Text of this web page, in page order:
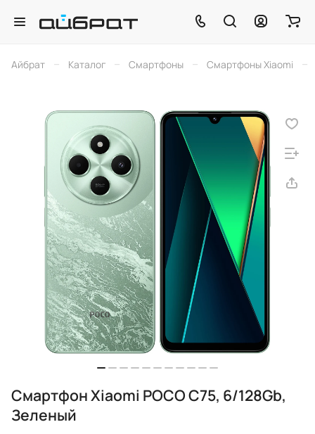
Айбрат – Каталог – Смартфоны – Смартфоны Xiaomi –
Смартфон Xiaomi POCO C75, 6/128Gb,
Зеленый